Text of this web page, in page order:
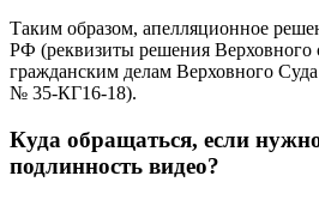
Таким образом, апелляционное
РФ (реквизиты решения
гражданским делам Верховного
№ 35-КГ16-18).
Куда обращаться, если
подлинность видео?